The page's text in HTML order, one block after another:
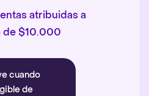
atribuidas a
de $10.000
cuando
de